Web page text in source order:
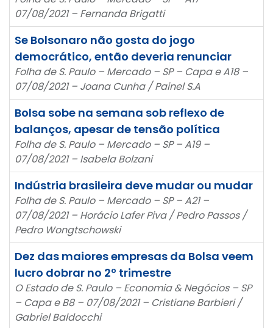
07/08/2021 – Fernanda Brigatti
Se Bolsonaro não gosta do jogo
democrático, então deveria renunciar
Folha de S. Paulo – Mercado – SP – Capa e A18 –
07/08/2021 – Joana Cunha / Painel S.A
Bolsa sobe na semana sob reflexo de
balanços, apesar de tensão política
Folha de S. Paulo – Mercado – SP – A19 –
07/08/2021 – Isabela Bolzani
Indústria brasileira deve mudar ou mudar
Folha de S. Paulo – Mercado – SP – A21 –
07/08/2021 – Horácio Lafer Piva / Pedro Passos /
Pedro Wongtschowski
Dez das maiores empresas da Bolsa veem
lucro dobrar no 2º trimestre
O Estado de S. Paulo – Economia & Negócios – SP
– Capa e B8 – 07/08/2021 – Cristiane Barbieri /
Gabriel Baldocchi